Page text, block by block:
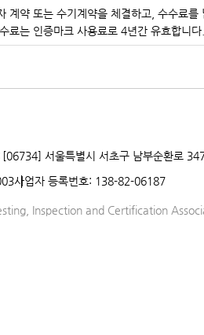
계약 또는 수기계약을 체결하고, 수수료를
료는 인증마크 사용료로 4년간 유효합니다.
[06734] 서울특별시 서초구 남부순환로
사업자 등록번호: 138-82-06187
Inspection and Certification